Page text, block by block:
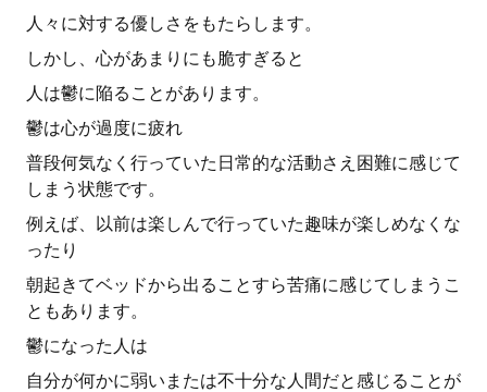
人々に対する優しさをもたらします。
しかし、心があまりにも脆すぎると
人は鬱に陥ることがあります。
鬱は心が過度に疲れ
普段何気なく行っていた日常的な活動さえ困難に感じて
しまう状態です。
例えば、以前は楽しんで行っていた趣味が楽しめなくな
ったり
朝起きてベッドから出ることすら苦痛に感じてしまうこ
ともあります。
鬱になった人は
自分が何かに弱いまたは不十分な人間だと感じることが